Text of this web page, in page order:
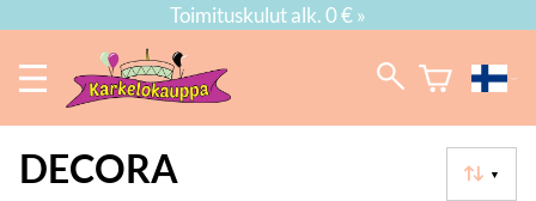
Toimituskulut alk. 0 € »
▼
DECORA